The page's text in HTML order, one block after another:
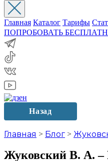
Главная Каталог Тарифы
ПОПРОБОВАТЬ
Назад
Главная > Блог >
Жуковский В. А. –